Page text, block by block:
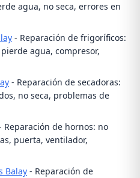
agua, no seca, errores en
- Reparación de frigoríficos:
agua, compresor,
- Reparación de secadoras:
no seca, problemas de
Reparación de hornos: no
puerta, ventilador,
Balay - Reparación de